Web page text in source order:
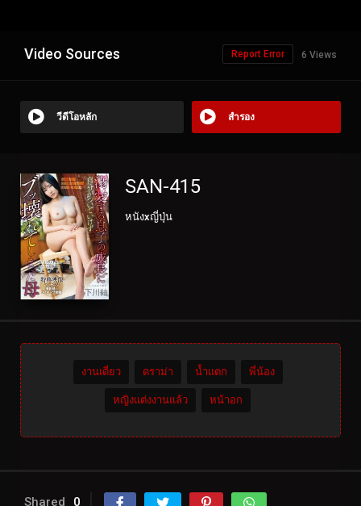
Video Sources 6 Views
Report Error
วีดีโอหลัก สำรอง
SAN-415
หนังxญี่ปุ่น
งานเดี่ยว ดราม่า น้ำแตก พี่น้อง
หญิงแต่งงานแล้ว หน้าอก
Shared 0